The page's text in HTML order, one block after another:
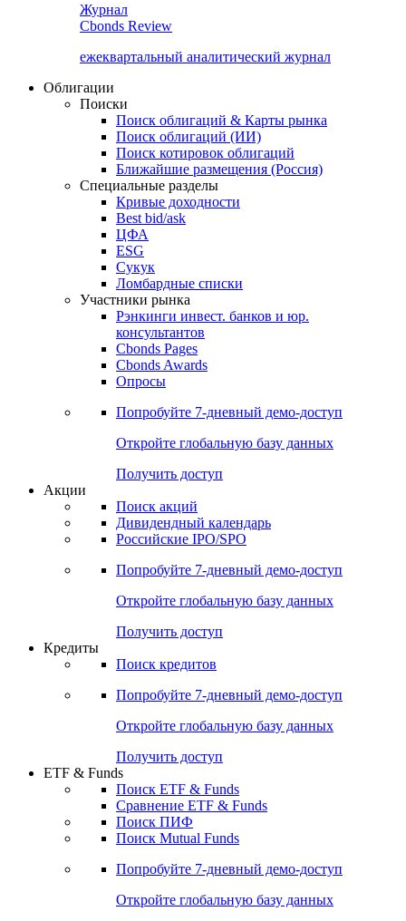
Журнал
Cbonds Review
ежеквартальный аналитический журнал
Облигации
Поиски
Поиск облигаций & Карты рынка
Поиск облигаций (ИИ)
Поиск котировок облигаций
Ближайшие размещения (Россия)
Специальные разделы
Кривые доходности
Best bid/ask
ЦФА
ESG
Сукук
Ломбардные списки
Участники рынка
Рэнкинги инвест. банков и юр.
консультантов
Cbonds Pages
Cbonds Awards
Опросы
Попробуйте 7-дневный демо-доступ
Откройте глобальную базу данных
Получить доступ
Акции
Поиск акций
Дивидендный календарь
Российские IPO/SPO
Попробуйте 7-дневный демо-доступ
Откройте глобальную базу данных
Получить доступ
Кредиты
Поиск кредитов
Попробуйте 7-дневный демо-доступ
Откройте глобальную базу данных
Получить доступ
ETF & Funds
Поиск ETF & Funds
Сравнение ETF & Funds
Поиск ПИФ
Поиск Mutual Funds
Попробуйте 7-дневный демо-доступ
Откройте глобальную базу данных